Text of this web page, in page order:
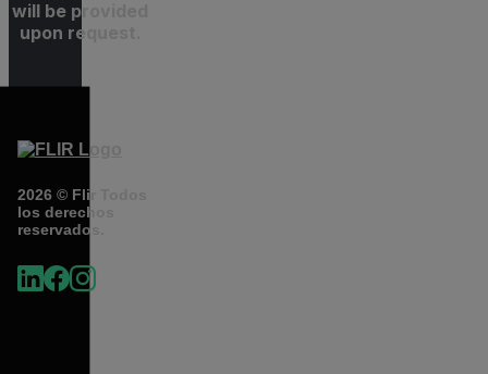
will be provided
upon request.
2026 © Flir Todos
los derechos
reservados.